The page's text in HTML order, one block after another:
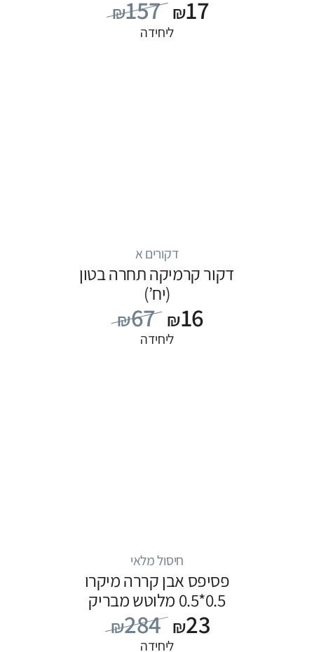
₪157 ₪17
ליחידה
דקורים א
דקור קרמיקה תחרה בטון
(יח’)
₪67 ₪16
ליחידה
חיסול מלאי
פסיפס אבן קררה מיקרו
0.5*0.5 מלוטש מבריק
₪284 ₪23
ליחידה